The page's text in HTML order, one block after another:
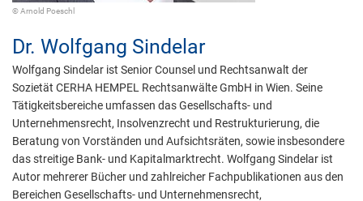
© Arnold Poeschl
Dr. Wolfgang Sindelar
Wolfgang Sindelar ist Senior Counsel und Rechtsanwalt der
Sozietät CERHA HEMPEL Rechtsanwälte GmbH in Wien. Seine
Tätigkeitsbereiche umfassen das Gesellschafts- und
Unternehmensrecht, Insolvenzrecht und Restrukturierung, die
Beratung von Vorständen und Aufsichtsräten, sowie insbesondere
das streitige Bank- und Kapitalmarktrecht. Wolfgang Sindelar ist
Autor mehrerer Bücher und zahlreicher Fachpublikationen aus den
Bereichen Gesellschafts- und Unternehmensrecht,